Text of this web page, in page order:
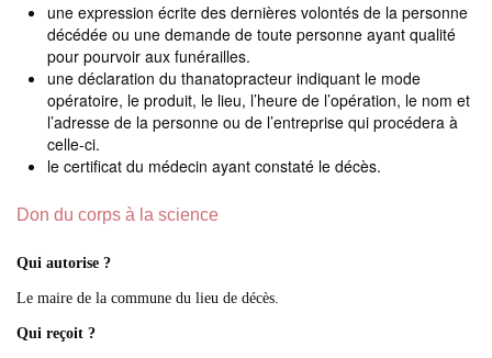
une expression écrite des dernières volontés de la personne
décédée ou une demande de toute personne ayant qualité
pour pourvoir aux funérailles.
une déclaration du thanatopracteur indiquant le mode
opératoire, le produit, le lieu, l’heure de l’opération, le nom et
l’adresse de la personne ou de l’entreprise qui procédera à
celle-ci.
le certificat du médecin ayant constaté le décès.
Don du corps à la science
Qui autorise ?
Le maire de la commune du lieu de décès.
Qui reçoit ?